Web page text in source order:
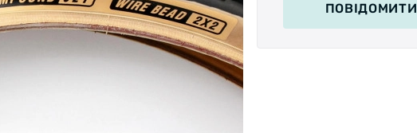
Тип протектора:
ПОВІДОМИТИ